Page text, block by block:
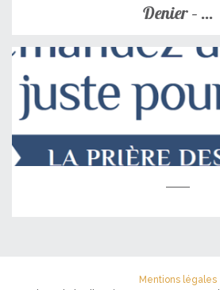
Denier – ...
Mentions légales